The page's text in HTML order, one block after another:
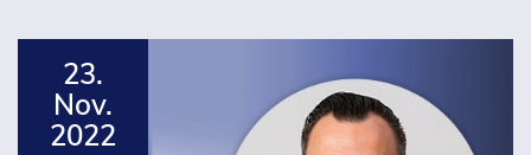
23.
Nov.
2022